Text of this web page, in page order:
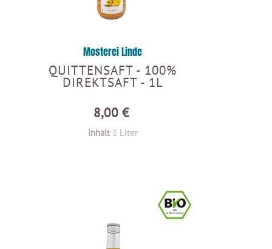
Mosterei Linde
QUITTENSAFT - 100%
DIREKTSAFT - 1L
8,00 €
Inhalt 1 Liter